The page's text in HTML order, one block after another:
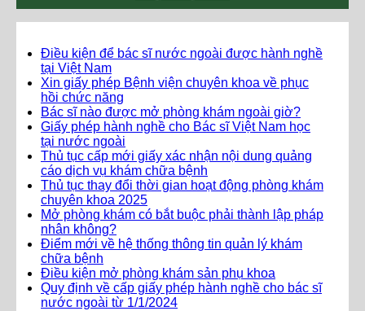
Điều kiện để bác sĩ nước ngoài được hành nghề
tại Việt Nam
Xin giấy phép Bệnh viện chuyên khoa về phục
hồi chức năng
Bác sĩ nào được mở phòng khám ngoài giờ?
Giấy phép hành nghề cho Bác sĩ Việt Nam học
tại nước ngoài
Thủ tục cấp mới giấy xác nhận nội dung quảng
cáo dịch vụ khám chữa bệnh
Thủ tục thay đổi thời gian hoạt động phòng khám
chuyên khoa 2025
Mở phòng khám có bắt buộc phải thành lập pháp
nhân không?
Điểm mới về hệ thống thông tin quản lý khám
chữa bệnh
Điều kiện mở phòng khám sản phụ khoa
Quy định về cấp giấy phép hành nghề cho bác sĩ
nước ngoài từ 1/1/2024